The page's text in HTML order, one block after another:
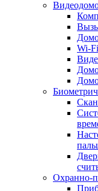
Wi-
Охранно-